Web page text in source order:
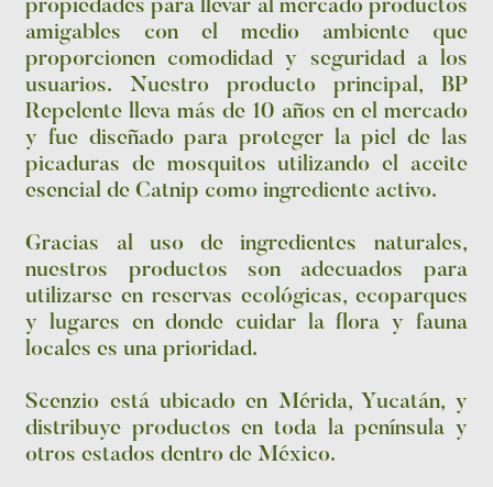
propiedades para llevar al mercado productos
amigables con el medio ambiente que
proporcionen comodidad y seguridad a los
usuarios. Nuestro producto principal, BP
Repelente lleva más de 10 años en el mercado
y fue diseñado para proteger la piel de las
picaduras de mosquitos utilizando el aceite
esencial de Catnip como ingrediente activo.
Gracias al uso de ingredientes naturales,
nuestros productos son adecuados para
utilizarse en reservas ecológicas, ecoparques
y lugares en donde cuidar la flora y fauna
locales es una prioridad.
Scenzio está ubicado en Mérida, Yucatán, y
distribuye productos en toda la península y
otros estados dentro de México.